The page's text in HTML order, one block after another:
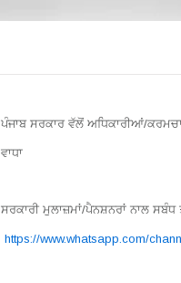
ਪੰਜਾਬ ਸਰਕਾਰ ਵੱਲੋਂ ਅਧਿਕਾਰੀਆਂ/
ਵਾਧਾ
ਸਰਕਾਰੀ ਮੁਲਾਜ਼ਮਾਂ/ਪੈਨਸ਼ਨਰਾਂ ਨਾਲ
https://www.whatsapp.com/